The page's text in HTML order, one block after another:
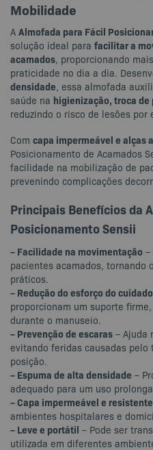
Mobilidade
A Almofada para Fácil
solução ideal para facilitar a
acamados, proporcionando
praticidade no dia a dia.
densidade, essa almofada
saúde na higienização, troca
reduzindo o risco de lesões por
Com capa impermeável e alças
Posicionamento de Acamados
facilidade na mobilização de
prevenindo complicações
Principais Benefícios da
Posicionamento Sensii
– Facilidade na movimentação –
pacientes acamados, tornando
práticos.
– Redução do esforço do
proporcionam um suporte
durante o manuseio.
– Prevenção de escaras – Ajuda
evitando feridas causadas pelo
posição.
– Espuma de alta densidade –
adequado para um uso
– Capa impermeável e resistente
ambientes hospitalares e
– Leve e portátil – Pode ser
utilizada em diferentes